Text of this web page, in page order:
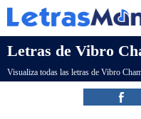
Letras de Vibro
Visualiza todas las letras de Vibro